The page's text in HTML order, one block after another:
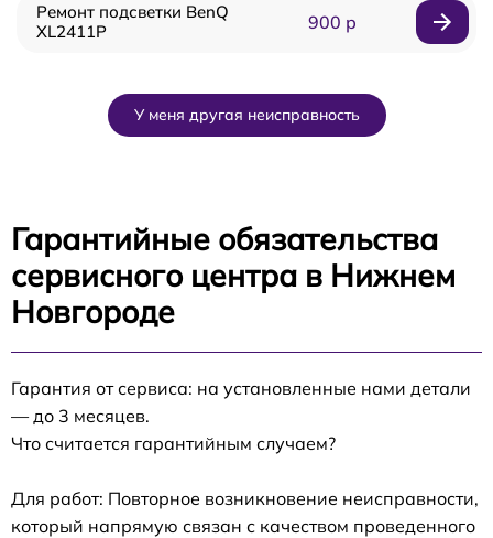
Ремонт подсветки BenQ
XL2411P
900 р
У меня другая неисправность
Гарантийные обязательства
сервисного центра в Нижнем
Новгороде
Гарантия от сервиса: на установленные нами детали
— до 3 месяцев.
Что считается гарантийным случаем?
Для работ: Повторное возникновение неисправности,
который напрямую связан с качеством проведенного